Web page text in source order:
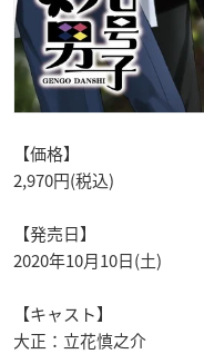
【価格】
2,970円(税込)
【発売日】
2020年10月10日(土)
【キャスト】
大正：立花慎之介